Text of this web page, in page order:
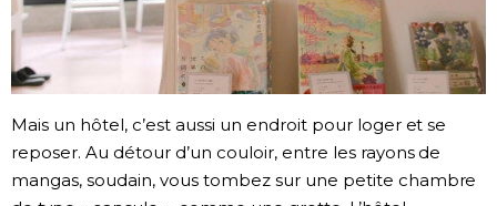
Mais un hôtel, c’est aussi un endroit pour loger et se
reposer. Au détour d’un couloir, entre les rayons de
mangas, soudain, vous tombez sur une petite chambre